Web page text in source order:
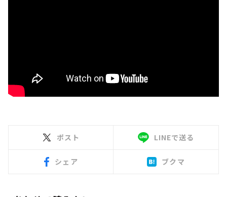
ポスト LINEで送る
シェア ブクマ